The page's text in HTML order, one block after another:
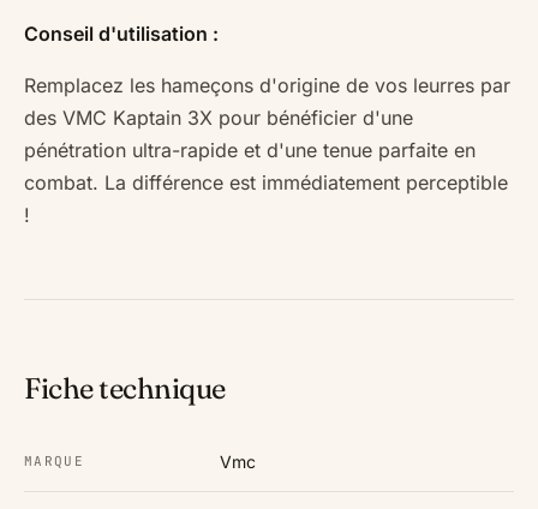
Conseil d'utilisation :
Remplacez les hameçons d'origine de vos leurres par
des VMC Kaptain 3X pour bénéficier d'une
pénétration ultra-rapide et d'une tenue parfaite en
combat. La différence est immédiatement perceptible
!
Fiche technique
MARQUE Vmc